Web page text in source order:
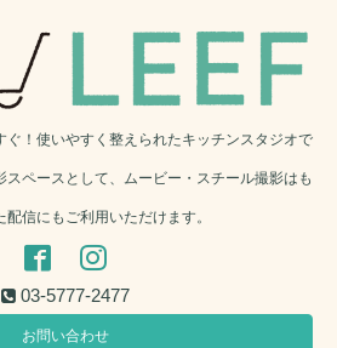
！使いやすく整えられたキッチンスタジオで
ペースとして、ムービー・スチール撮影はも
信にもご利用いただけます。
03-5777-2477
お問い合わせ